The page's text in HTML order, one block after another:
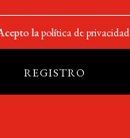
lapolítica de privacidad